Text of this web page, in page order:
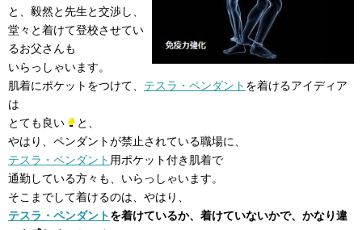
と、毅然と先生と交渉し、
堂々と着けて登校させてい
るお父さんも
いらっしゃいます。
肌着にポケットをつけて、 テスラ・ペンダント を着けるアイディア
は
とても良い
と、
やはり、ペンダントが禁止されている職場に、
テスラ・ペンダント 用ポケット付き肌着で
通勤している方々も、いらっしゃいます。
そこまでして着けるのは、やはり、
テスラ・ペンダントを着けているか、着けていないかで、かなり違